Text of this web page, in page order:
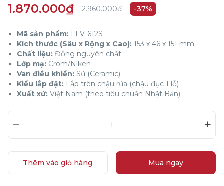
1.870.000₫ 2.960.000₫ -37%
Mã sản phẩm: LFV-612S
Kích thước (Sâu x Rộng x Cao): 153 x 46 x 151 mm
Chất liệu: Đồng nguyên chất
Lớp mạ: Crom/Niken
Van điều khiển: Sứ (Ceramic)
Kiểu lắp đặt: Lắp trên chậu rửa (chậu đục 1 lỗ)
Xuất xứ: Việt Nam (theo tiêu chuẩn Nhật Bản)
– +
Thêm vào giỏ hàng Mua ngay